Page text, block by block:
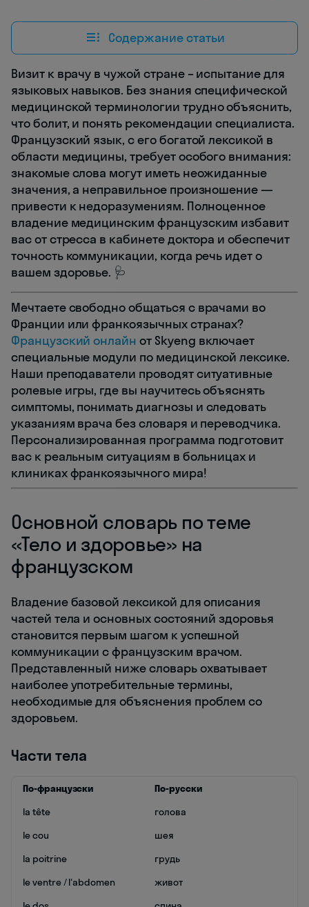
Содержание статьи
Визит к врачу в чужой стране – испытание для
языковых навыков. Без знания специфической
медицинской терминологии трудно объяснить,
что болит, и понять рекомендации специалиста.
Французский язык, с его богатой лексикой в
области медицины, требует особого внимания:
знакомые слова могут иметь неожиданные
значения, а неправильное произношение —
привести к недоразумениям. Полноценное
владение медицинским французским избавит
вас от стресса в кабинете доктора и обеспечит
точность коммуникации, когда речь идет о
вашем здоровье. 🩺
Мечтаете свободно общаться с врачами во
Франции или франкоязычных странах?
Французский онлайн от Skyeng включает
специальные модули по медицинской лексике.
Наши преподаватели проводят ситуативные
ролевые игры, где вы научитесь объяснять
симптомы, понимать диагнозы и следовать
указаниям врача без словаря и переводчика.
Персонализированная программа подготовит
вас к реальным ситуациям в больницах и
клиниках франкоязычного мира!
Основной словарь по теме
«Тело и здоровье» на
французском
Владение базовой лексикой для описания
частей тела и основных состояний здоровья
становится первым шагом к успешной
коммуникации с французским врачом.
Представленный ниже словарь охватывает
наиболее употребительные термины,
необходимые для объяснения проблем со
здоровьем.
Части тела
По-французски
По-русски
la tête
голова
le cou
шея
la poitrine
грудь
le ventre / l'abdomen
живот